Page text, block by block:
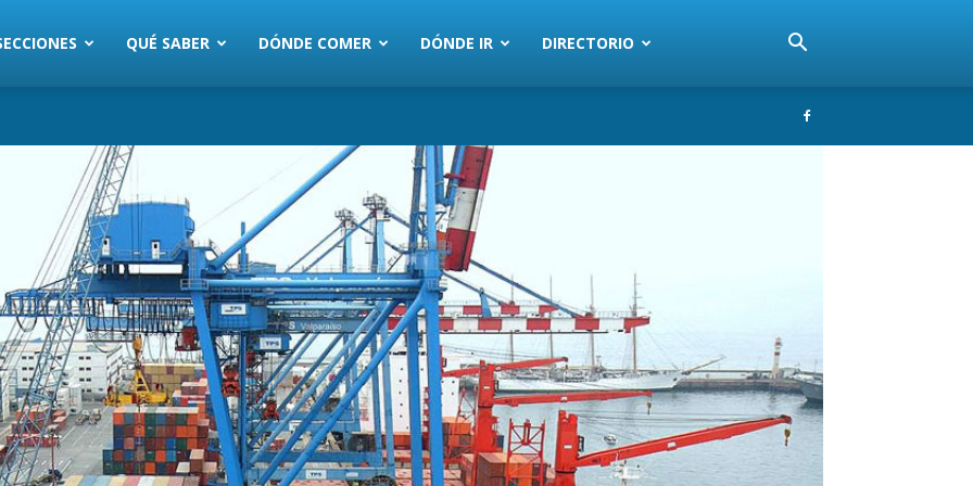
QUÉ SABER DÓNDE COMER DÓNDE IR DIRECTORIO